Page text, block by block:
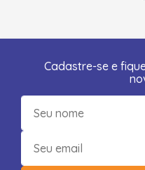
Cadastre-se e